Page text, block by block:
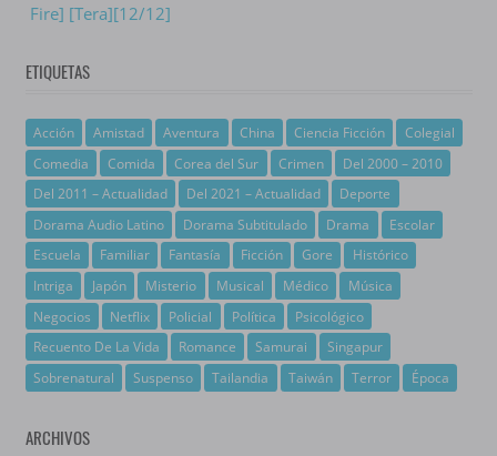
Fire] [Tera][12/12]
ETIQUETAS
Acción Amistad Aventura China Ciencia Ficción
Colegial
Comedia
Comida Corea del Sur Crimen
Del 2000 – 2010
Del 2011 – Actualidad
Del 2021 – Actualidad
Deporte
Dorama Audio Latino
Dorama Subtitulado Drama
Escolar
Escuela
Familiar Fantasía Ficción Gore
Histórico
Intriga
Japón Misterio Musical Médico
Música
Negocios
Netflix Policial Política
Psicológico
Recuento De La Vida
Romance Samurai
Singapur
Sobrenatural
Suspenso Tailandia Taiwán Terror Época
ARCHIVOS